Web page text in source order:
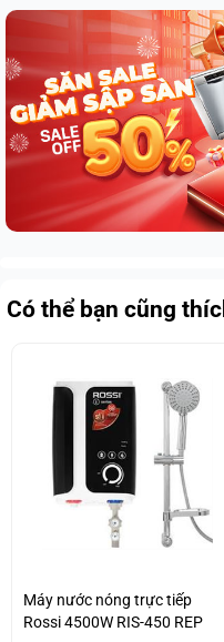
Có thể bạn cũng
Máy nước nóng trực tiếp
Rossi 4500W RIS-450 REP